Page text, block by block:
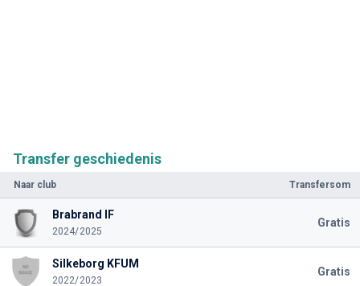
Transfer geschiedenis
Naar club Transfersom
Brabrand IF
2024/2025
Gratis
Silkeborg KFUM
2022/2023
Gratis